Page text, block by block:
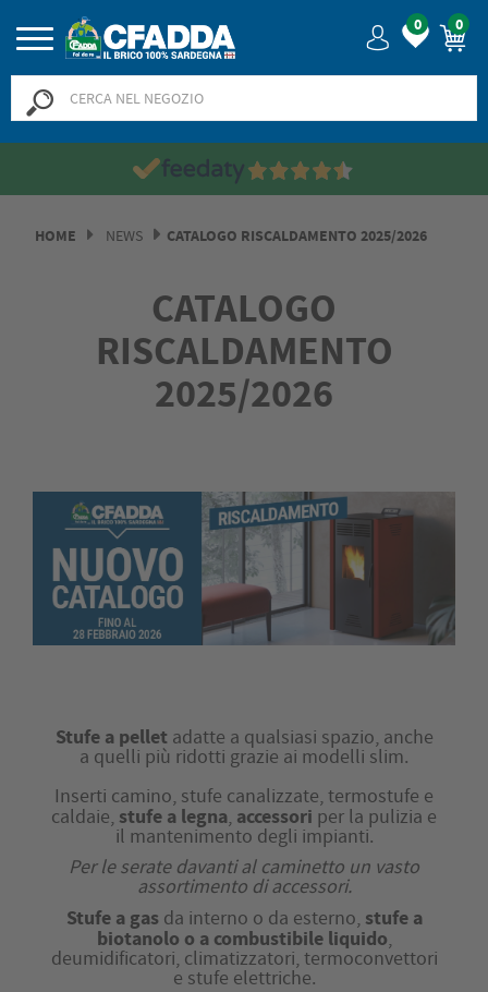
0 0
HOME NEWS CATALOGO RISCALDAMENTO 2025/2026
CATALOGO
RISCALDAMENTO
2025/2026
Stufe a pellet adatte a qualsiasi spazio, anche
a quelli più ridotti grazie ai modelli slim.
Inserti camino, stufe canalizzate, termostufe e
caldaie, stufe a legna, accessori per la pulizia e
il mantenimento degli impianti.
Per le serate davanti al caminetto un vasto
assortimento di accessori.
Stufe a gas da interno o da esterno,stufe a
biotanolo o a combustibile liquido,
deumidificatori, climatizzatori, termoconvettori
e stufe elettriche.